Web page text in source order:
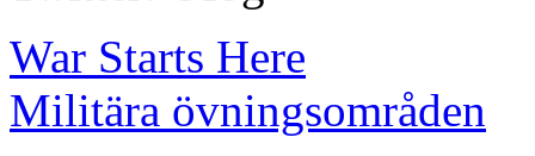
War Starts Here
Militära övningsområden